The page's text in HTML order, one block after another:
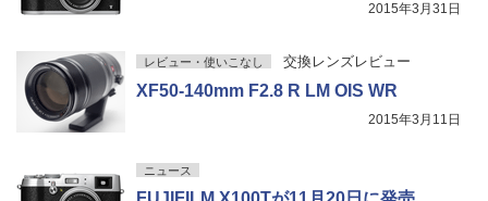
2015年3月31日
レビュー・使いこなし 交換レンズレビュー
XF50-140mm F2.8 R LM OIS WR
2015年3月11日
ニュース